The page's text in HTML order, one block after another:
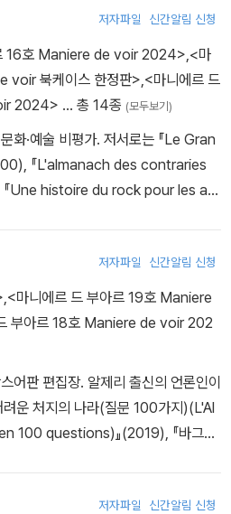
회의론자들은 미국 정부가 펜실베이
에서 수록된 음성 녹음 기록을 감추
정부는 결국 피해자 가족이 그 음성
럼에도 어떤 음모론자도 자신의 잘
르 피장은 지적했다. 여하튼 수집된
에 그것들 중 하나를 무력화시킨다고
빠지는 성향은 이슬람 초기 시절에서
셔브룩대 교수인 모하메드 우리아가
“메디나의 유대인들이 마호메트에
오류에 대한 비판을 개진했다. 또한
Boyer)교수 문하에서 경제학 박
’라고 불리는, 사회과학의 새로운 이
프랑스에서
대한 저작을 연달아 세상에 발표하고
가이다. 그의 발언과 저서는 언제나
켜 왔는데, 예를 들어, “은행을 국유화
그리스 위기에서 벗어나 세계화로” 등
유럽에서 확대되고 있는 소위 “분노한
운동, 긴축 재정에의 저항 운동을 지
받고 있으며, 또한 불의와 불평등에
“무엇을, 어떻게 할 것인가”에 대하
야시위운동(Nuit Debout)에도 중요
최근에는 피케티(Thomas Piketty)
티의 베스트셀러인 “21세기 자본”에
저자파일 신간알림 신청
16호 Maniere de voir 2024> <마
voir 북케이스 한정판> <마니에르 드
2024> … 총 14종 (모두보기)
화·예술 비평가. 저서로는 『Le Gran
『L'almanach des contraries
『Une histoire du rock pour les ad
저자파일 신간알림 신청
<마니에르 드 부아르 19호 Maniere
부아르 18호 Maniere de voir 202
어판 편집장. 알제리 출신의 언론인이
려운 처지의 나라(질문 100가지)(L'Al
100 questions)』(2019), 『바그다
저자파일 신간알림 신청